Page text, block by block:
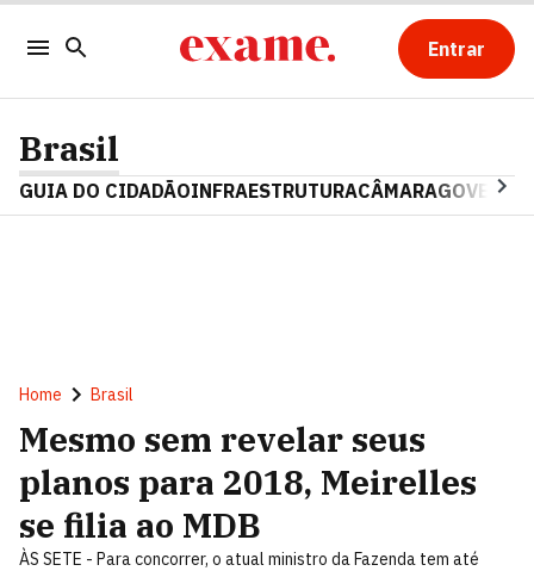
Entrar
Brasil
GUIA DO CIDADÃOINFRAESTRUTURACÂMARAGOVERNO
Home Brasil
Mesmo sem revelar seus
planos para 2018, Meirelles
se filia ao MDB
ÀS SETE - Para concorrer, o atual ministro da Fazenda tem até